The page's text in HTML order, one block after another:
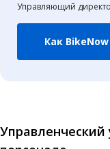
Управляющий
Как BikeNow
Управленческий